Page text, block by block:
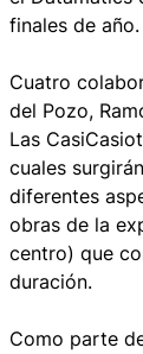
finales de año.
Cuatro
del Pozo,
Las
cuales
diferentes
obras de la
centro) que
duración.
Como parte